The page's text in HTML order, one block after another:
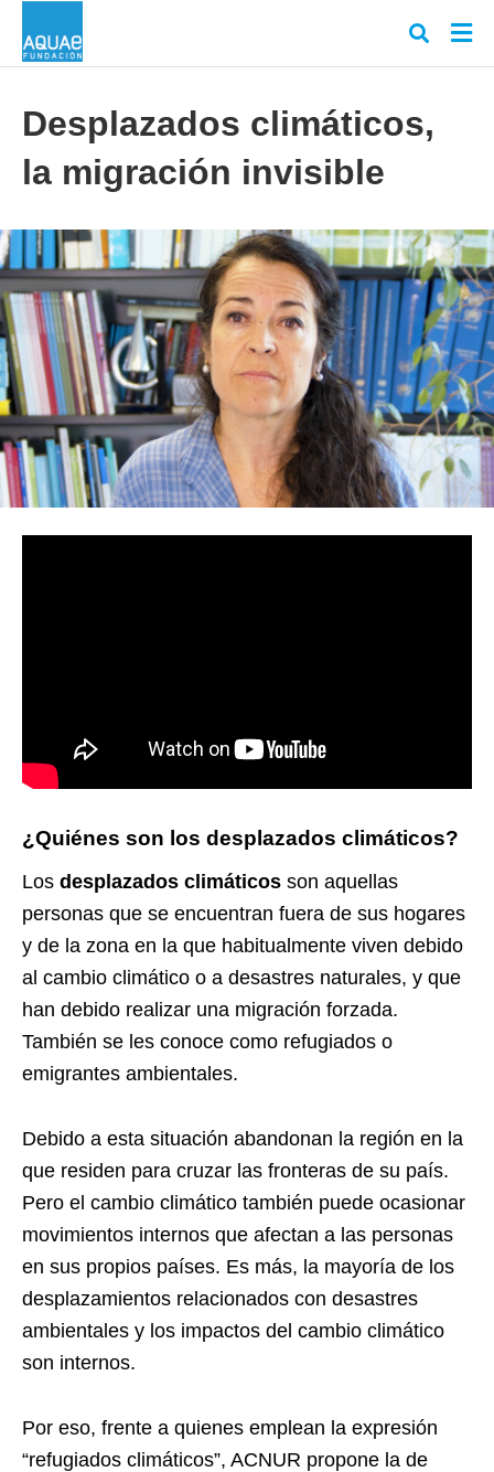
y
en
Desplazados climáticos,
la migración invisible
¿Quiénes son los desplazados climáticos?
Los desplazados climáticos son aquellas
personas que se encuentran fuera de sus hogares
y de la zona en la que habitualmente viven debido
al cambio climático o a desastres naturales, y que
han debido realizar una migración forzada.
También se les conoce como refugiados o
emigrantes ambientales.
Debido a esta situación abandonan la región en la
que residen para cruzar las fronteras de su país.
Pero el cambio climático también puede ocasionar
movimientos internos que afectan a las personas
en sus propios países. Es más, la mayoría de los
desplazamientos relacionados con desastres
ambientales y los impactos del cambio climático
son internos.
Por eso, frente a quienes emplean la expresión
“refugiados climáticos”, ACNUR propone la de